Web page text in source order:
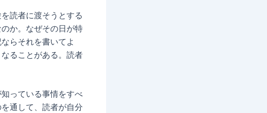
読者に渡そうとする
か。なぜその日が特
らそれを書いてよ
ることがある。読者
っている事情をすべ
通して、読者が自分